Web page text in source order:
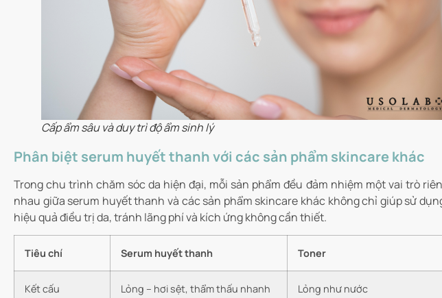
Cấp ẩm sâu và duy trì độ ẩm sinh lý
Phân biệt serum huyết thanh với các sản phẩm skincare khác
Trong chu trình chăm sóc da hiện đại, mỗi sản phẩm đều đảm nhiệm một vai trò
nhau giữa serum huyết thanh và các sản phẩm skincare khác không chỉ giúp sử
hiệu quả điều trị da, tránh lãng phí và kích ứng không cần thiết.
Tiêu chí Serum huyết thanh Toner
Kết cấu Lỏng – hơi sệt, thẩm thấu nhanh Lỏng như nước